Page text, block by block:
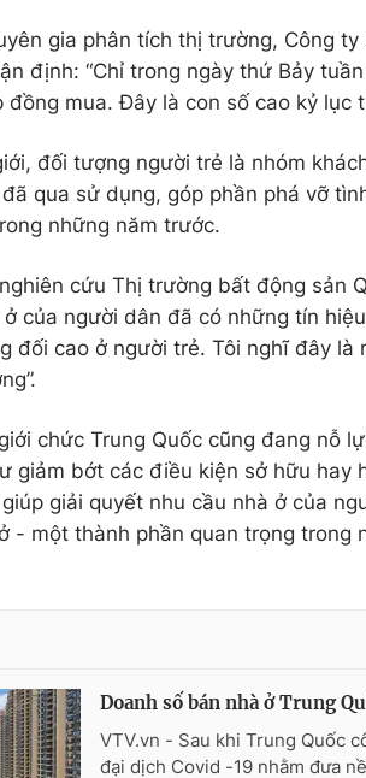
gia phân tích thị trường, Công
định: “Chỉ trong ngày thứ Bảy
mua. Đây là con số cao kỷ lục
đối tượng người trẻ là nhóm
qua sử dụng, góp phần phá vỡ
những năm trước.
cứu Thị trường bất động sản
ở của người dân đã có những tín
đối cao ở người trẻ. Tôi nghĩ đây
chức Trung Quốc cũng đang nỗ
giảm bớt các điều kiện sở hữu hay
giải quyết nhu cầu nhà ở của
- một thành phần quan trọng trong
Doanh số bán nhà ở Trung
VTV.vn - Sau khi Trung Quốc
đại dịch Covid -19 nhằm đưa